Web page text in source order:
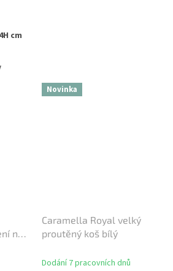
cm
na
Novinka
Caramella Royal velký
proutěný koš bílý
Dodání 7 pracovních dnů